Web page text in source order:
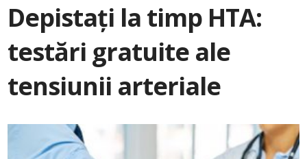
Depistați la timp HTA:
testări gratuite ale
tensiunii arteriale